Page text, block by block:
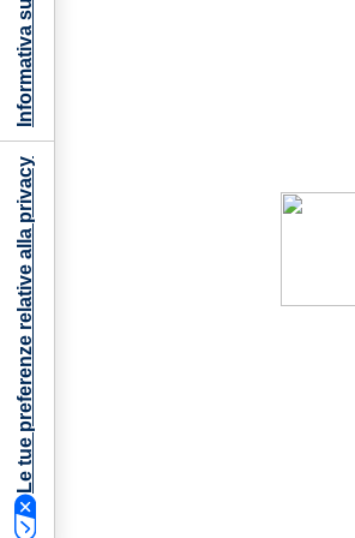
Le tue preferenze relative alla privacy